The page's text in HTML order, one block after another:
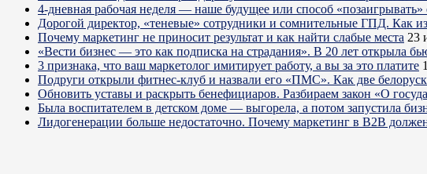
4-дневная рабочая неделя — наше будущее или способ
Дорогой директор, «теневые» сотрудники и сомнительные ГПД. Как
Почему маркетинг не приносит результат и как найти слабые места 23
«Вести бизнес — это как подписка на страдания». В 20 лет открыла
3 признака, что ваш маркетолог имитирует работу, а вы за это платите
Подруги открыли фитнес-клуб и назвали его «ПМС». Как две
Обновить уставы и раскрыть бенефициаров. Разбираем закон «О
Была воспитателем в детском доме — выгорела, а потом запустила
Лидогенерации больше недостаточно. Почему маркетинг в B2B должен